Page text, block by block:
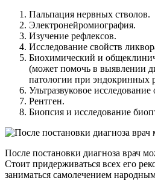
Пальпация нервных стволов.
Электронейромиография.
Изучение рефлексов.
Исследование свойств
Биохимический и
(может помочь в выявлении
патологии при эндокринных
Ультразвуковое исследование
Рентген.
Биопсия и исследование
После постановки диагноза врач
Стоит придерживаться всех его
заниматься самолечением